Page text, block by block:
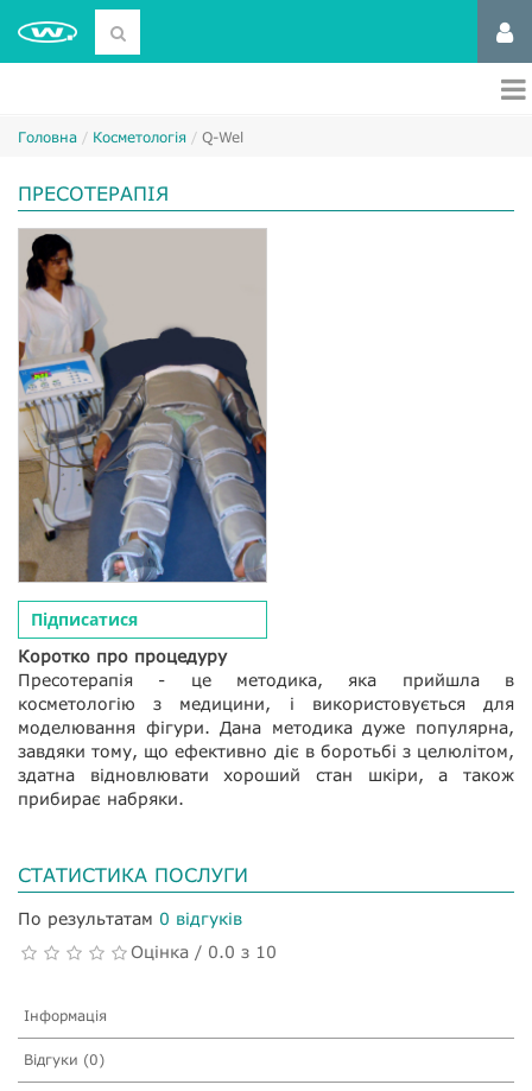
Головна Косметологія Q-Wel
ПРЕСОТЕРАПІЯ
Підписатися
Коротко про процедуру
Пресотерапія - це методика, яка прийшла в
косметологію з медицини, і використовується для
моделювання фігури. Дана методика дуже популярна,
завдяки тому, що ефективно діє в боротьбі з целюлітом,
здатна відновлювати хороший стан шкіри, а також
прибирає набряки.
СТАТИСТИКА ПОСЛУГИ
По результатам 0 відгуків
Оцінка / 0.0 з 10
Інформація
Відгуки (0)